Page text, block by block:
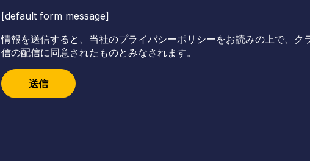
[default form message]
情報を送信すると、当社のプライバシーポリシーをお読みの上で、ク
信の配信に同意されたものとみなされます。
送信